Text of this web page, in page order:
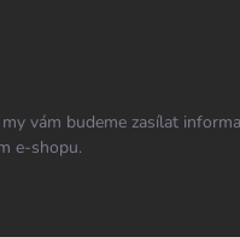
vám budeme zasílat
e-shopu.